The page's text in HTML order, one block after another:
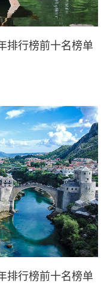
排行榜前十名榜单
排行榜前十名榜单